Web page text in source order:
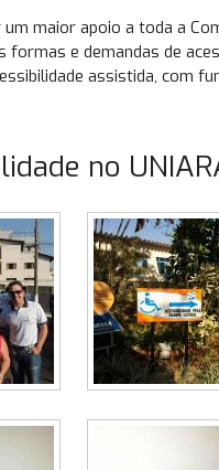
maior apoio a toda a
formas e demandas de
assistida, com
no